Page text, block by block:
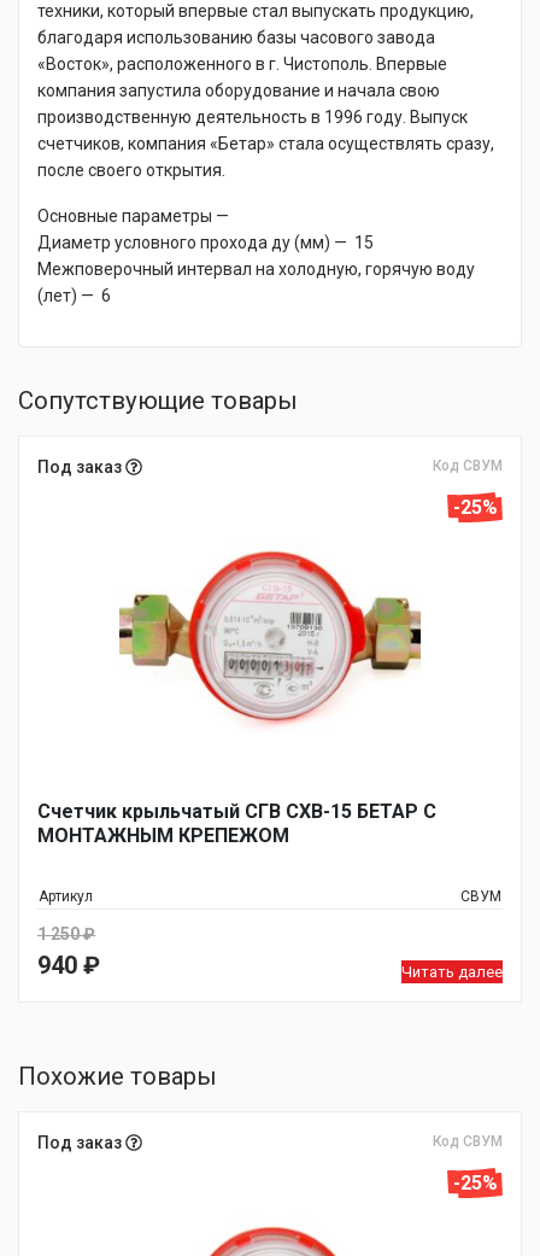
техники, который впервые стал выпускать продукцию,
благодаря использованию базы часового завода
«Восток», расположенного в г. Чистополь. Впервые
компания запустила оборудование и начала свою
производственную деятельность в 1996 году. Выпуск
счетчиков, компания «Бетар» стала осуществлять сразу,
после своего открытия.
Основные параметры —
Диаметр условного прохода ду (мм) — 15
Межповерочный интервал на холодную, горячую воду
(лет) — 6
Сопутствующие товары
Под заказ Код СВУМ
-25%
Счетчик крыльчатый СГВ СХВ-15 БЕТАР С
МОНТАЖНЫМ КРЕПЕЖОМ
Артикул СВУМ
1 250₽
Первоначальная
1
940 ₽
940 ₽.
Читать далее
Похожие товары
Под заказ Код СВУМ
-25%